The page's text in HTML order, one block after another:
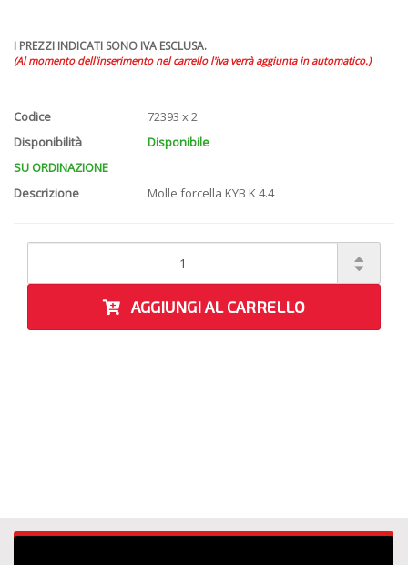
I PREZZI INDICATI SONO IVA ESCLUSA.
(Al momento dell'inserimento nel carrello l'iva verrà aggiunta in automatico.)
Codice
72393 x 2
Disponibilità
Disponibile
SU ORDINAZIONE
Descrizione
Molle forcella KYB K 4.4
AGGIUNGI AL CARRELLO